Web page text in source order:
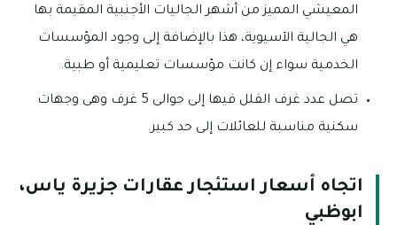
المعيشي المميز من أشهر الجاليات الأجنبية المقيمة بها
هي الجالية الآسيوية، هذا بالإضافة إلى وجود المؤسسات
الخدمية سواء إن كانت مؤسسات تعليمية أو طبية.
تصل عدد غرف الفلل فيها إلى حوالى 5 غرف وهى وجهات
سكنية مناسبة للعائلات إلى حد كبير.
اتجاه أسعار استئجار عقارات جزيرة ياس،
ابوظبي